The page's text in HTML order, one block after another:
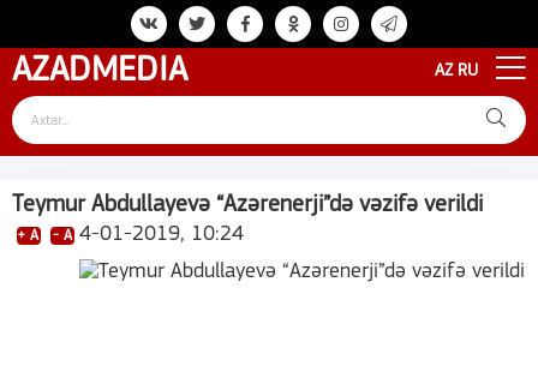
AZADMEDIA AZ RU
Teymur Abdullayevə “Azərenerji”də vəzifə verildi
+ A - A 4-01-2019, 10:24